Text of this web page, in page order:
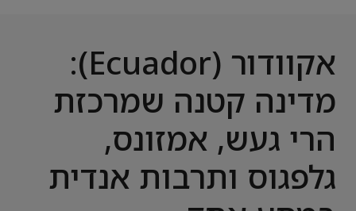
אקוודור (Ecuador):
מדינה קטנה שמרכזת
הרי געש, אמזונס,
גלפגוס ותרבות אנדית